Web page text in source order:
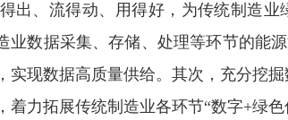
出、流得动、用得好，为传统制造
业数据采集、存储、处理等环节的能
现数据高质量供给。其次，充分挖
着力拓展传统制造业各环节“数字+绿